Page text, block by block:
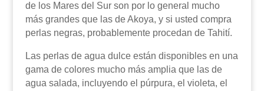
de los Mares del Sur son por lo general mucho
más grandes que las de Akoya, y si usted compra
perlas negras, probablemente procedan de Tahití.
Las perlas de agua dulce están disponibles en una
gama de colores mucho más amplia que las de
agua salada, incluyendo el púrpura, el violeta, el